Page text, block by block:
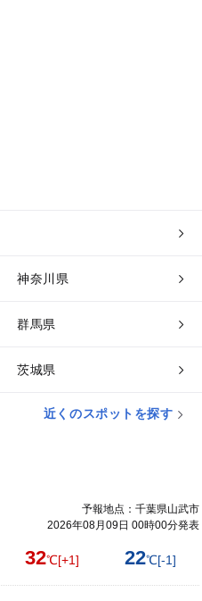
神奈川県
群馬県
茨城県
近くのスポットを探す
予報地点：千葉県山武市
2026年08月09日 00時00分発表
32℃[+1] 22℃[-1]